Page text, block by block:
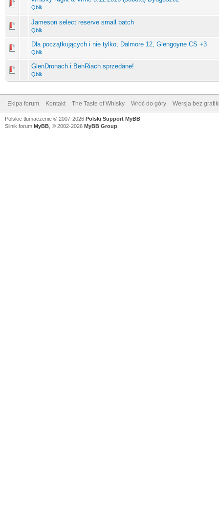
Qbik
Jameson select reserve small batch
Qbik
Dla początkujących i nie tylko, Dalmore 12, Glengoyne CS +3
Qbik
GlenDronach i BenRiach sprzedane!
Qbik
Ekipa forum Kontakt The Taste of Whisky Wróć do góry Wersja bez
Polskie tłumaczenie © 2007-2026 Polski Support MyBB
Silnik forum MyBB , © 2002-2026 MyBB Group